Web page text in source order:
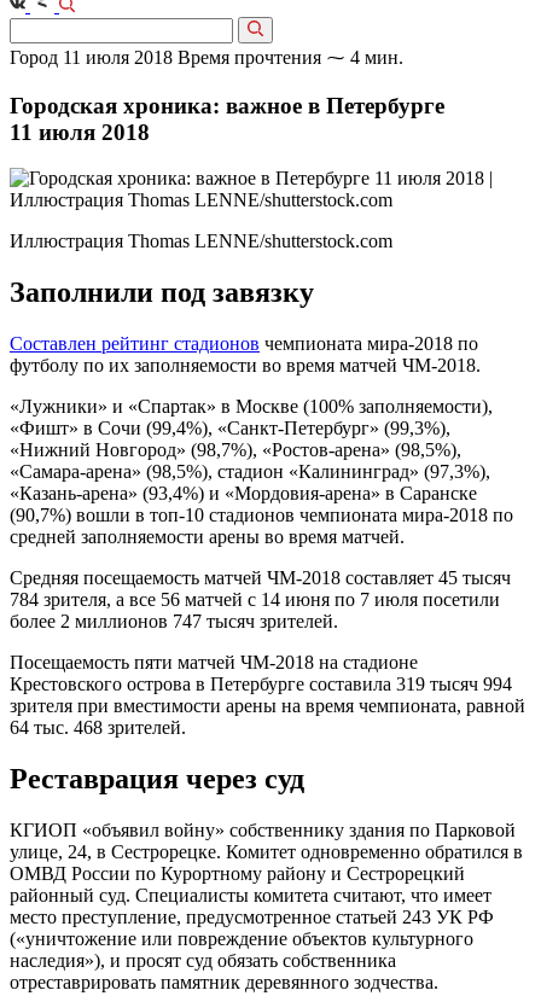
Город 11 июля 2018 Время прочтения ⁓ 4 мин.
Городская хроника: важное в Петербурге
11 июля 2018
Иллюстрация Thomas LENNE/shutterstock.com
Заполнили под завязку
Составлен рейтинг стадионов чемпионата мира-2018 по
футболу по их заполняемости во время матчей ЧМ-2018.
«Лужники» и «Спартак» в Москве (100% заполняемости),
«Фишт» в Сочи (99,4%), «Санкт-Петербург» (99,3%),
«Нижний Новгород» (98,7%), «Ростов-арена» (98,5%),
«Самара-арена» (98,5%), стадион «Калининград» (97,3%),
«Казань-арена» (93,4%) и «Мордовия-арена» в Саранске
(90,7%) вошли в топ-10 стадионов чемпионата мира-2018 по
средней заполняемости арены во время матчей.
Средняя посещаемость матчей ЧМ-2018 составляет 45 тысяч
784 зрителя, а все 56 матчей с 14 июня по 7 июля посетили
более 2 миллионов 747 тысяч зрителей.
Посещаемость пяти матчей ЧМ-2018 на стадионе
Крестовского острова в Петербурге составила 319 тысяч 994
зрителя при вместимости арены на время чемпионата, равной
64 тыс. 468 зрителей.
Реставрация через суд
КГИОП «объявил войну» собственнику здания по Парковой
улице, 24, в Сестрорецке. Комитет одновременно обратился в
ОМВД России по Курортному району и Сестрорецкий
районный суд. Специалисты комитета считают, что имеет
место преступление, предусмотренное статьей 243 УК РФ
(«уничтожение или повреждение объектов культурного
наследия»), и просят суд обязать собственника
отреставрировать памятник деревянного зодчества.